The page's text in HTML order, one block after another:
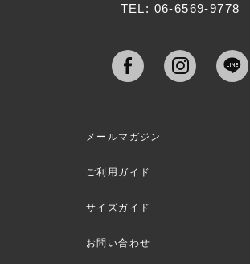
TEL: 06-6569-9778
メールマガジン
ご利用ガイド
サイズガイド
お問い合わせ